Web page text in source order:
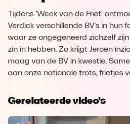
Tijdens 'Week van de Friet'
Verdick verschillende BV's in hun
waar ze ongegeneerd zichzelf
zin in hebben. Zo krijgt Jeroen
maag van de BV in kwestie.
aan onze nationale trots, frietjes
Gerelateerde video's